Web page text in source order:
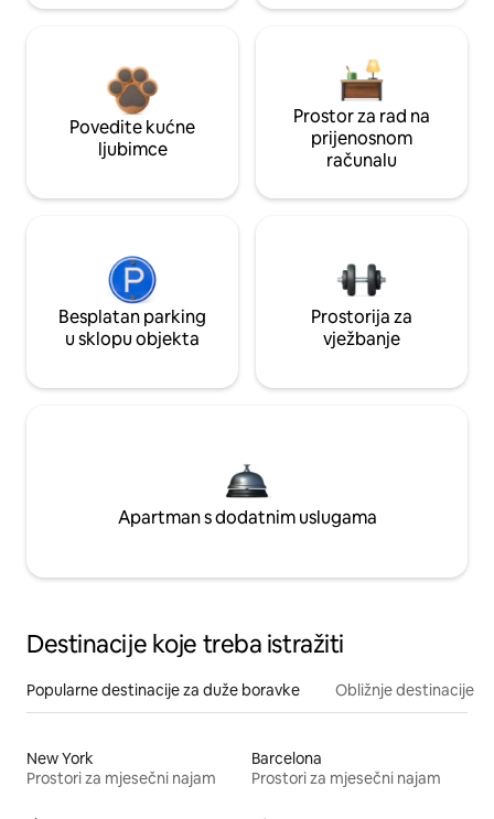
Povedite kućne
ljubimce
Prostor za rad na
prijenosnom
računalu
Besplatan parking
u sklopu objekta
Prostorija za
vježbanje
Apartman s dodatnim uslugama
Destinacije koje treba istražiti
Popularne destinacije za duže boravke Obližnje destinacije
New York
Prostori za mjesečni najam
Barcelona
Prostori za mjesečni najam